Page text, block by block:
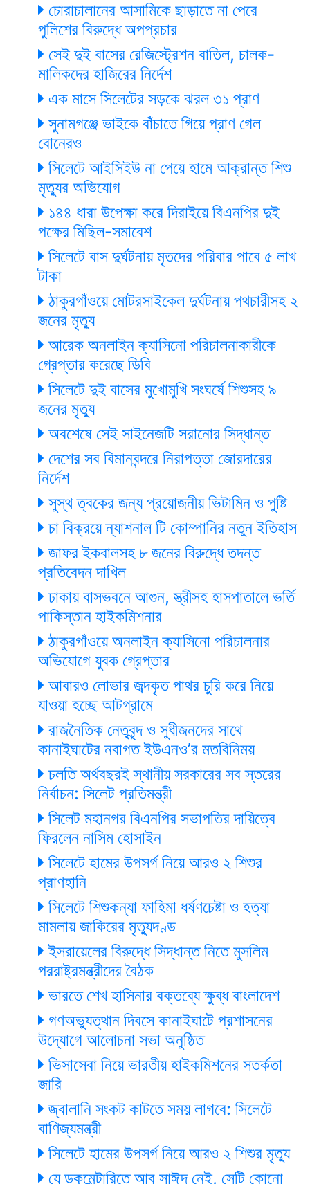
চোরাচালানের আসামিকে ছাড়াতে না পেরে
পুলিশের বিরুদ্ধে অপপ্রচার
সেই দুই বাসের রেজিস্ট্রেশন বাতিল, চালক-
মালিকদের হাজিরের নির্দেশ
এক মাসে সিলেটের সড়কে ঝরল ৩১ প্রাণ
সুনামগঞ্জে ভাইকে বাঁচাতে গিয়ে প্রাণ গেল
বোনেরও
সিলেটে আইসিইউ না পেয়ে হামে আক্রান্ত শিশু
মৃত্যুর অভিযোগ
১৪৪ ধারা উপেক্ষা করে দিরাইয়ে বিএনপির দুই
পক্ষের মিছিল-সমাবেশ
সিলেটে বাস দুর্ঘটনায় মৃতদের পরিবার পাবে ৫ লাখ
টাকা
ঠাকুরগাঁওয়ে মোটরসাইকেল দুর্ঘটনায় পথচারীসহ ২
জনের মৃত্যু
আরেক অনলাইন ক্যাসিনো পরিচালনাকারীকে
গ্রেপ্তার করেছে ডিবি
সিলেটে দুই বাসের মুখোমুখি সংঘর্ষে শিশুসহ ৯
জনের মৃত্যু
অবশেষে সেই সাইনেজটি সরানোর সিদ্ধান্ত
দেশের সব বিমানবন্দরে নিরাপত্তা জোরদারের
নির্দেশ
সুস্থ ত্বকের জন্য প্রয়োজনীয় ভিটামিন ও পুষ্টি
চা বিক্রয়ে ন্যাশনাল টি কোম্পানির নতুন ইতিহাস
জাফর ইকবালসহ ৮ জনের বিরুদ্ধে তদন্ত
প্রতিবেদন দাখিল
ঢাকায় বাসভবনে আগুন, স্ত্রীসহ হাসপাতালে ভর্তি
পাকিস্তান হাইকমিশনার
ঠাকুরগাঁওয়ে অনলাইন ক্যাসিনো পরিচালনার
অভিযোগে যুবক গ্রেপ্তার
আবারও লোভার জব্দকৃত পাথর চুরি করে নিয়ে
যাওয়া হচ্ছে আটগ্রামে
রাজনৈতিক নেতৃবৃন্দ ও সুধীজনদের সাথে
কানাইঘাটের নবাগত ইউএনও’র মতবিনিময়
চলতি অর্থবছরই স্থানীয় সরকারের সব স্তরের
নির্বাচন: সিলেট প্রতিমন্ত্রী
সিলেট মহানগর বিএনপির সভাপতির দায়িত্বে
ফিরলেন নাসিম হোসাইন
সিলেটে হামের উপসর্গ নিয়ে আরও ২ শিশুর
প্রাণহানি
সিলেটে শিশুকন্যা ফাহিমা ধর্ষণচেষ্টা ও হত্যা
মামলায় জাকিরের মৃত্যুদণ্ড
ইসরায়েলের বিরুদ্ধে সিদ্ধান্ত নিতে মুসলিম
পররাষ্ট্রমন্ত্রীদের বৈঠক
ভারতে শেখ হাসিনার বক্তব্যে ক্ষুব্ধ বাংলাদেশ
গণঅভ্যুত্থান দিবসে কানাইঘাটে প্রশাসনের
উদ্যোগে আলোচনা সভা অনুষ্ঠিত
ভিসাসেবা নিয়ে ভারতীয় হাইকমিশনের সতর্কতা
জারি
জ্বালানি সংকট কাটতে সময় লাগবে: সিলেটে
বাণিজ্যমন্ত্রী
সিলেটে হামের উপসর্গ নিয়ে আরও ২ শিশুর মৃত্যু
যে ডকুমেন্টারিতে আবু সাঈদ নেই, সেটি কোনো